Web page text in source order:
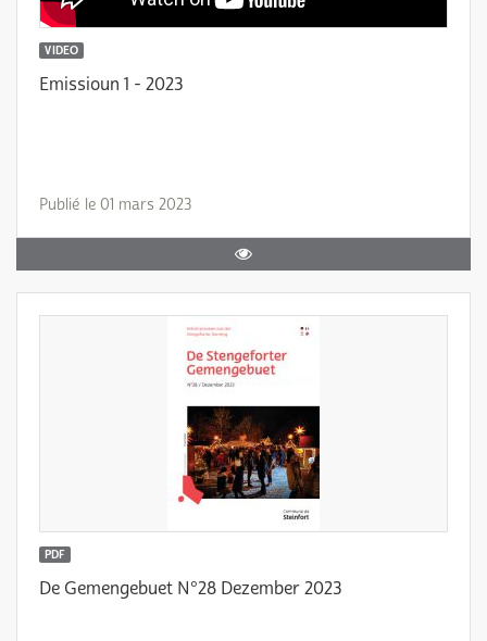
VIDEO
Emissioun 1 - 2023
Publié le 01 mars 2023
PDF
De Gemengebuet N°28 Dezember 2023